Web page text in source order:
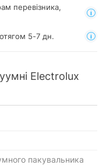
перевізника,
5-7 дн.
Electrolux
пакувальника